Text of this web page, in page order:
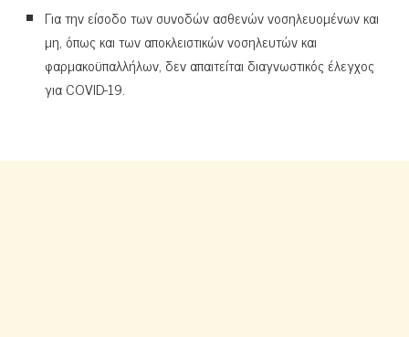
Για την είσοδο των συνοδών ασθενών νοσηλευομένων και
μη, όπως και των αποκλειστικών νοσηλευτών και
φαρμακοϋπαλλήλων, δεν απαιτείται διαγνωστικός έλεγχος
για COVID-19.